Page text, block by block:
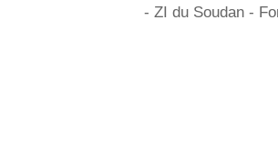
- ZI du Soudan -